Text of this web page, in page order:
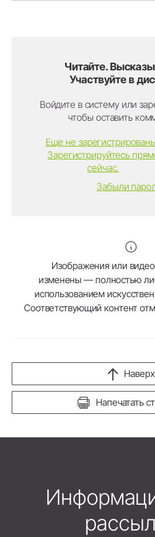
Читайте.
Участвуйте в
Войдите в систему или
чтобы оставить
Еще не
Зарегистрируйтесь
сейчас.
Забыли
Изображения или
изменены — полностью
использованием
Соответствующий контент
Напечатать
Наверх